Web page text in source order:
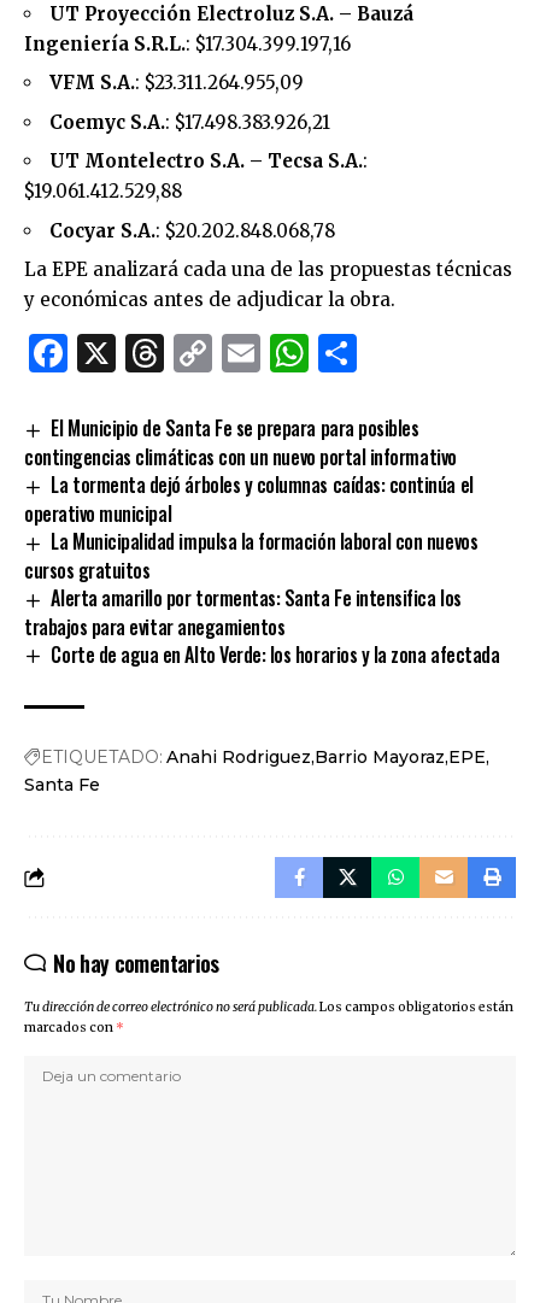
UT Proyección Electroluz S.A. – Bauzá
Ingeniería S.R.L.: $17.304.399.197,16
VFM S.A.: $23.311.264.955,09
Coemyc S.A.: $17.498.383.926,21
UT Montelectro S.A. – Tecsa S.A.:
$19.061.412.529,88
Cocyar S.A.: $20.202.848.068,78
La EPE analizará cada una de las propuestas técnicas
y económicas antes de adjudicar la obra.
Facebook
X Threads
CopyEmailWhatsApp
El Municipio de Santa Fe se prepara para posibles
contingencias climáticas con un nuevo portal informativo
La tormenta dejó árboles y columnas caídas: continúa el
operativo municipal
La Municipalidad impulsa la formación laboral con nuevos
cursos gratuitos
Alerta amarillo por tormentas: Santa Fe intensifica los
trabajos para evitar anegamientos
Corte de agua en Alto Verde: los horarios y la zona afectada
ETIQUETADO: Anahi Rodriguez Barrio Mayoraz EPE
Santa Fe
No hay comentarios
Tu dirección de correo electrónico no será publicada.Los campos obligatorios están
marcados con *